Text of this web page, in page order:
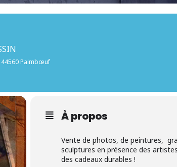
44560 Paimbœuf
À propos
Vente de photos, de peintures,
sculptures en présence des
des cadeaux durables !